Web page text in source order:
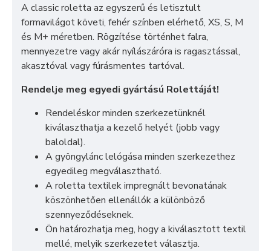
A classic roletta az egyszerű és letisztult
formavilágot követi, fehér színben elérhető, XS, S, M
és M+ méretben. Rögzítése történhet falra,
mennyezetre vagy akár nyílászáróra is ragasztással,
akasztóval vagy fúrásmentes tartóval.
Rendelje meg egyedi gyártású Rolettáját!
Rendeléskor minden szerkezetünknél
kiválaszthatja a kezelő helyét (jobb vagy
baloldal).
A gyöngylánc lelógása minden szerkezethez
egyedileg megválasztható.
A roletta textilek impregnált bevonatának
köszönhetően ellenállók a különböző
szennyeződéseknek.
Ön határozhatja meg, hogy a kiválasztott textil
mellé, melyik szerkezetet választja.